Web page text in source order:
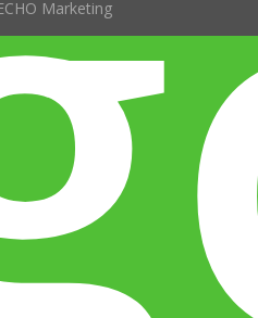
Marketing